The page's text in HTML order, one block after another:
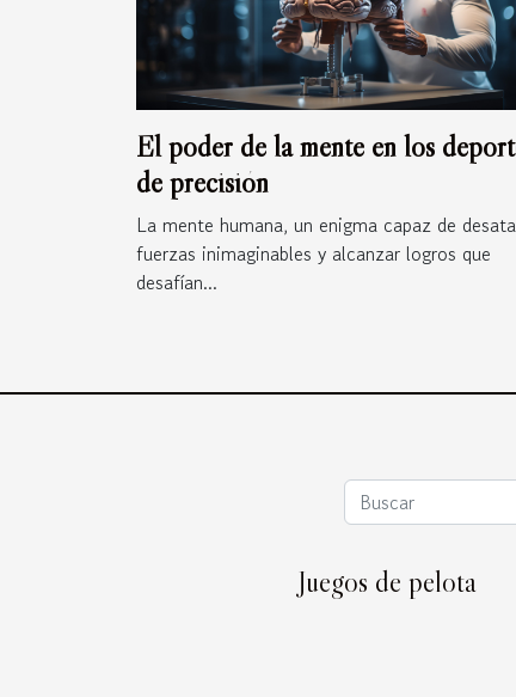
El poder de la mente en los
de precisión
La mente humana, un enigma capaz de
fuerzas inimaginables y alcanzar logros que
desafían...
Juegos de pelota